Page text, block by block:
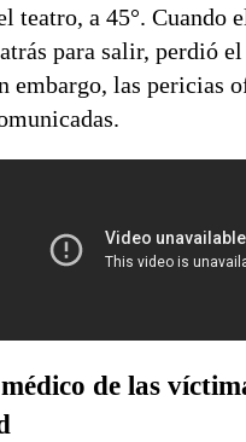
teatro, a 45°. Cuando
para salir, perdió
embargo, las pericias
de las